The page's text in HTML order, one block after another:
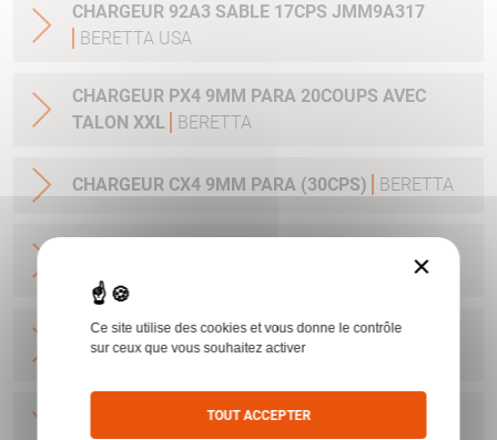
CHARGEUR 92A3 SABLE 17CPS JMM9A317
BERETTA USA
CHARGEUR PX4 9MM PARA 20COUPS AVEC
TALON XXL
BERETTA
CHARGEUR CX4 9MM PARA (30CPS) BERETTA
CHARGEUR NANO 9PARA/8CPS E00635
BERETTA USA
CHARGEUR PX4 SUBCOMPACT 9X21 AVEC
×
Ce site utilise des cookies et vous donne le contrôle
sur ceux que vous souhaitez activer
TOUT ACCEPTER